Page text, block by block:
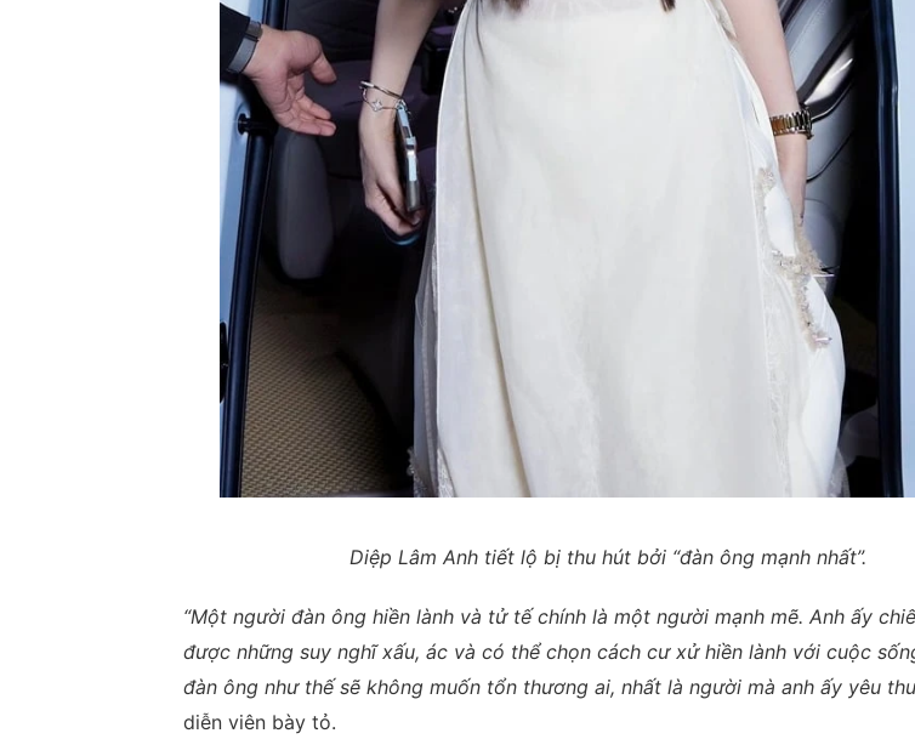
Diệp Lâm Anh tiết lộ bị thu hút bởi “đàn ông mạnh nhất”.
“Một người đàn ông hiền lành và tử tế chính là một người mạnh mẽ. Anh ấy
được những suy nghĩ xấu, ác và có thể chọn cách cư xử hiền lành với cuộc
đàn ông như thế sẽ không muốn tổn thương ai, nhất là người mà anh ấy yêu
diễn viên bày tỏ.